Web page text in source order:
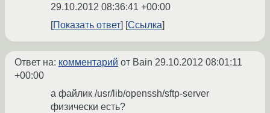
29.10.2012 08:36:41 +00:00
Показать ответ
Ссылка
Ответ на: комментарий от Bain 29.10.2012 08:01:11
+00:00
а файлик /usr/lib/openssh/sftp-server
физически есть?